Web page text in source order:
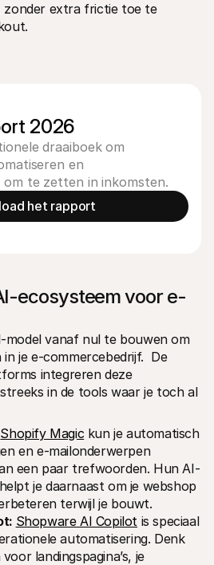
zonder extra frictie toe te
2026
draaiboek om
en
om te zetten in inkomsten.
het rapport
ecosysteem voor e-
model vanaf nul te bouwen om
je e-commercebedrijf.  De
integreren deze
in de tools waar je toch al
Shopify Magic kun je automatisch
en e-mailonderwerpen
een paar trefwoorden. Hun AI-
je daarnaast om je webshop
terwijl je bouwt.
Shopware AI Copilot is speciaal
automatisering. Denk
landingspagina’s, je